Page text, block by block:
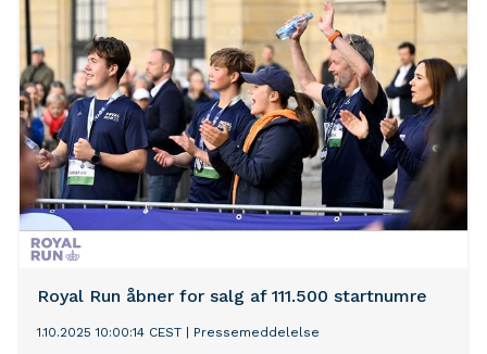
Royal Run åbner for salg af 111.500 startnumre
1.10.2025 10:00:14 CEST Pressemeddelelse